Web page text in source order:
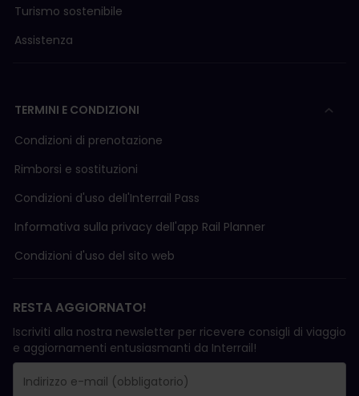
Turismo sostenibile
Assistenza
TERMINI E CONDIZIONI
Condizioni di prenotazione
Rimborsi e sostituzioni
Condizioni d'uso delI'Interrail Pass
Informativa sulla privacy dell'app Rail Planner
Condizioni d'uso del sito web
RESTA AGGIORNATO!
Iscriviti alla nostra newsletter per ricevere consigli di viaggio
e aggiornamenti entusiasmanti da Interrail!